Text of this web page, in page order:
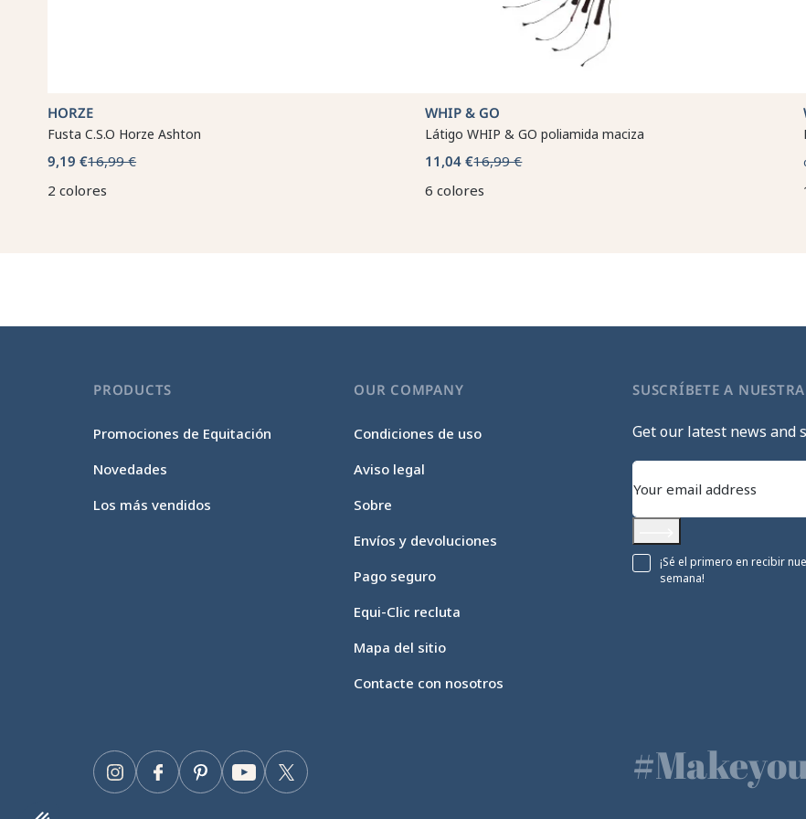
Axeptio consent
Plataforma de Gestión de Consentimiento: Personaliza tus Opciones
HORZE
Fusta C.S.O Horze Ashton
9,19 €16,99 €
2 colores
WHIP & GO
Látigo WHIP & GO poliamida maciza
11,04 €16,99 €
6 colores
PRODUCTS
Promociones de Equitación
Novedades
Los más vendidos
OUR COMPANY
Condiciones de uso
Aviso legal
Sobre
Envíos y devoluciones
Pago seguro
Equi-Clic recluta
Mapa del sitio
Contacte con nosotros
SUSCRÍBETE A
Get our latest news and
Subscribe
¡Sé el primero en recibir
semana!
Facebook Twitter
YouTube
Pinterest
Instagram